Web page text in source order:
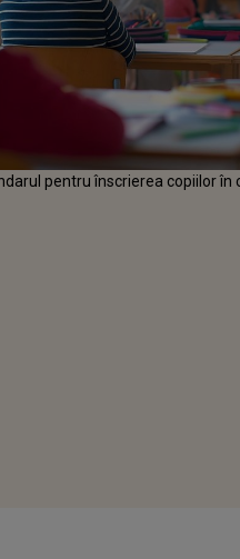
pentru înscrierea copiilor